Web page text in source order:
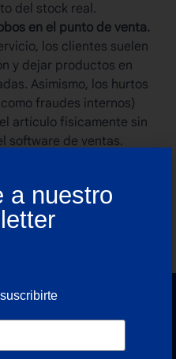
del stock real.
en el punto de venta.
los clientes suelen
y dejar productos en
Asimismo, los hurtos
fraudes internos)
artículo físicamente sin
software de ventas.
para
errores de
a nuestro